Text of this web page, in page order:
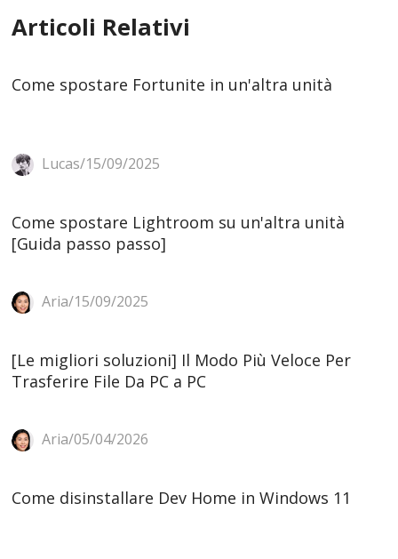
Articoli Relativi
Come spostare Fortunite in un'altra unità
Lucas/15/09/2025
Come spostare Lightroom su un'altra unità
[Guida passo passo]
Aria/15/09/2025
[Le migliori soluzioni] Il Modo Più Veloce Per
Trasferire File Da PC a PC
Aria/05/04/2026
Come disinstallare Dev Home in Windows 11